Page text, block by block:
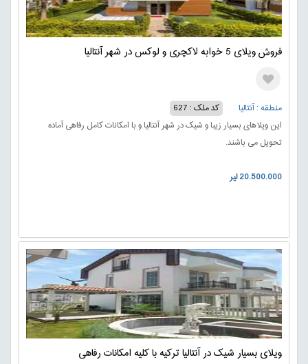
فروش ویلای 5 خوابه لاکچری و لوکس در شهر آنتالیا
منطقه : آنتالیا
کد ملک : 627
این ویلاهای بسیار زیبا و شیک در شهر آنتالیا و با امکانات کامل رفاهی آماده
تحویل می باشند.
20.500.000 لیر
ویلای بسیار شیک در آنتالیا ترکیه با کلیه امکانات رفاهی